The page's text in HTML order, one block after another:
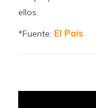
ellos.
*Fuente: El País